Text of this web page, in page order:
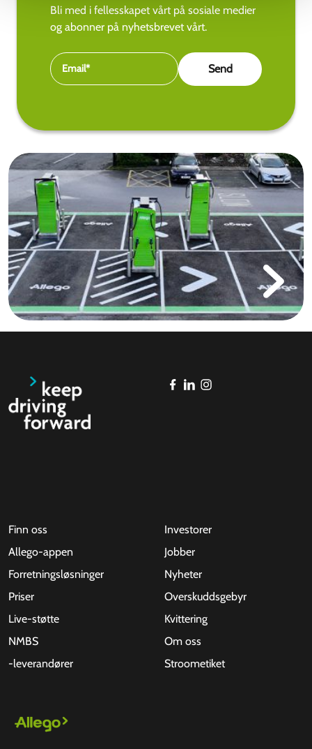
Bli med i fellesskapet vårt på sosiale medier
og abonner på nyhetsbrevet vårt.
Finn oss
Allego-appen
Forretningsløsninger
Priser
Live-støtte
NMBS
-leverandører
Investorer
Jobber
Nyheter
Overskuddsgebyr
Kvittering
Om oss
Stroometiket